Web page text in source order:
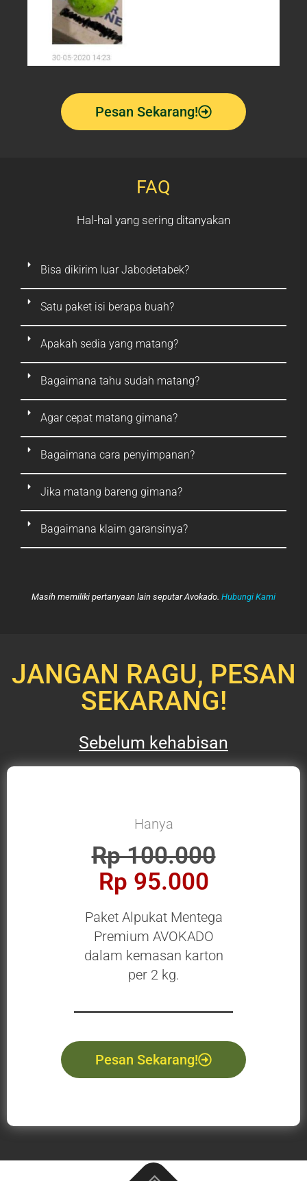
Pesan Sekarang!
FAQ
Hal-hal yang sering ditanyakan
Bisa dikirim luar Jabodetabek?
Satu paket isi berapa buah?
Apakah sedia yang matang?
Bagaimana tahu sudah matang?
Agar cepat matang gimana?
Bagaimana cara penyimpanan?
Jika matang bareng gimana?
Bagaimana klaim garansinya?
Masih memiliki pertanyaan lain seputar Avokado. Hubungi Kami
JANGAN RAGU, PESAN
SEKARANG!
Sebelum kehabisan
Hanya
Rp 100.000
Rp 95.000
Paket Alpukat Mentega
Premium AVOKADO
dalam kemasan karton
per 2 kg.
Pesan Sekarang!